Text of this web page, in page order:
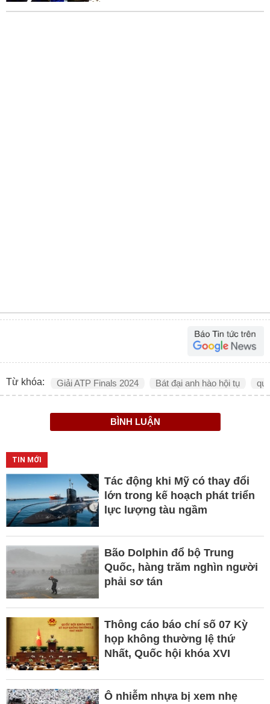
Từ khóa: Giải ATP Finals 2024 Bát đại anh hào hội tụ
BÌNH LUẬN
TIN MỚI
Tác động khi Mỹ có thay đổi
lớn trong kế hoạch phát triển
lực lượng tàu ngầm
Bão Dolphin đổ bộ Trung
Quốc, hàng trăm nghìn người
phải sơ tán
Thông cáo báo chí số 07 Kỳ
họp không thường lệ thứ
Nhất, Quốc hội khóa XVI
Ô nhiễm nhựa bị xem nhẹ